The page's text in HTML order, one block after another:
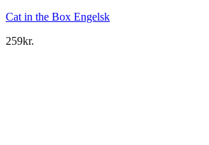
Cat in the Box Engelsk
259kr.